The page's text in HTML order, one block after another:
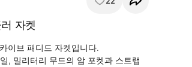
자켓
이브 패디드 자켓입니다.
, 밀리터리 무드의 암 포켓과 스트랩